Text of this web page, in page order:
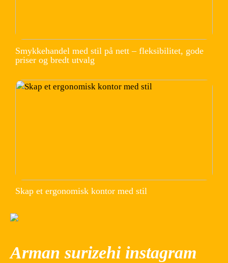
Smykkehandel med stil på nett – fleksibilitet, gode
priser og bredt utvalg
Skap et ergonomisk kontor med stil
Arman surizehi instagram